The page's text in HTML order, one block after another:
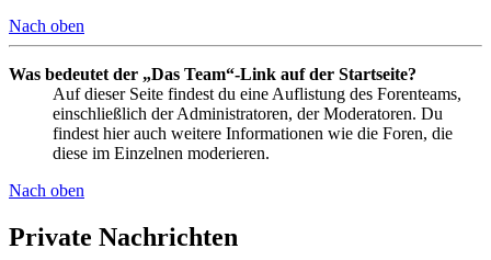
Nach oben
Was bedeutet der „Das Team“-Link auf der Startseite?
Auf dieser Seite findest du eine Auflistung des Forenteams,
einschließlich der Administratoren, der Moderatoren. Du
findest hier auch weitere Informationen wie die Foren, die
diese im Einzelnen moderieren.
Nach oben
Private Nachrichten